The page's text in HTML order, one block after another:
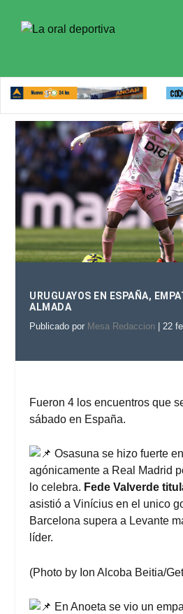
URUGUAYOS EN ESPAÑA,
ALMADA
Publicado por Mesa Redaccion | 22
Fueron 4 los encuentros que
sábado en España.
Osasuna se hizo fuerte
agónicamente a Real Madrid
lo celebra. Fede Valverde
asistió a Vinícius en el unico
Barcelona supera a Levante
líder.
(Photo by Ion Alcoba Beitia/
En Anoeta se vio un